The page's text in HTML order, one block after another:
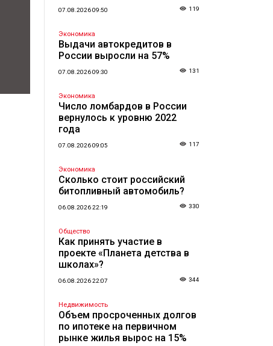
07.08.2026 09:50 119
Экономика
Выдачи автокредитов в
России выросли на 57%
07.08.2026 09:30 131
Экономика
Число ломбардов в России
вернулось к уровню 2022
года
07.08.2026 09:05 117
Экономика
Сколько стоит российский
битопливный автомобиль?
06.08.2026 22:19 330
Общество
Как принять участие в
проекте «Планета детства в
школах»?
06.08.2026 22:07 344
Недвижимость
Объем просроченных долгов
по ипотеке на первичном
рынке жилья вырос на 15%